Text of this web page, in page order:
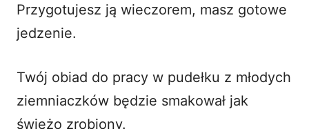
Przygotujesz ją wieczorem, masz gotowe
jedzenie.
Twój obiad do pracy w pudełku z młodych
ziemniaczków będzie smakował jak
świeżo zrobiony.